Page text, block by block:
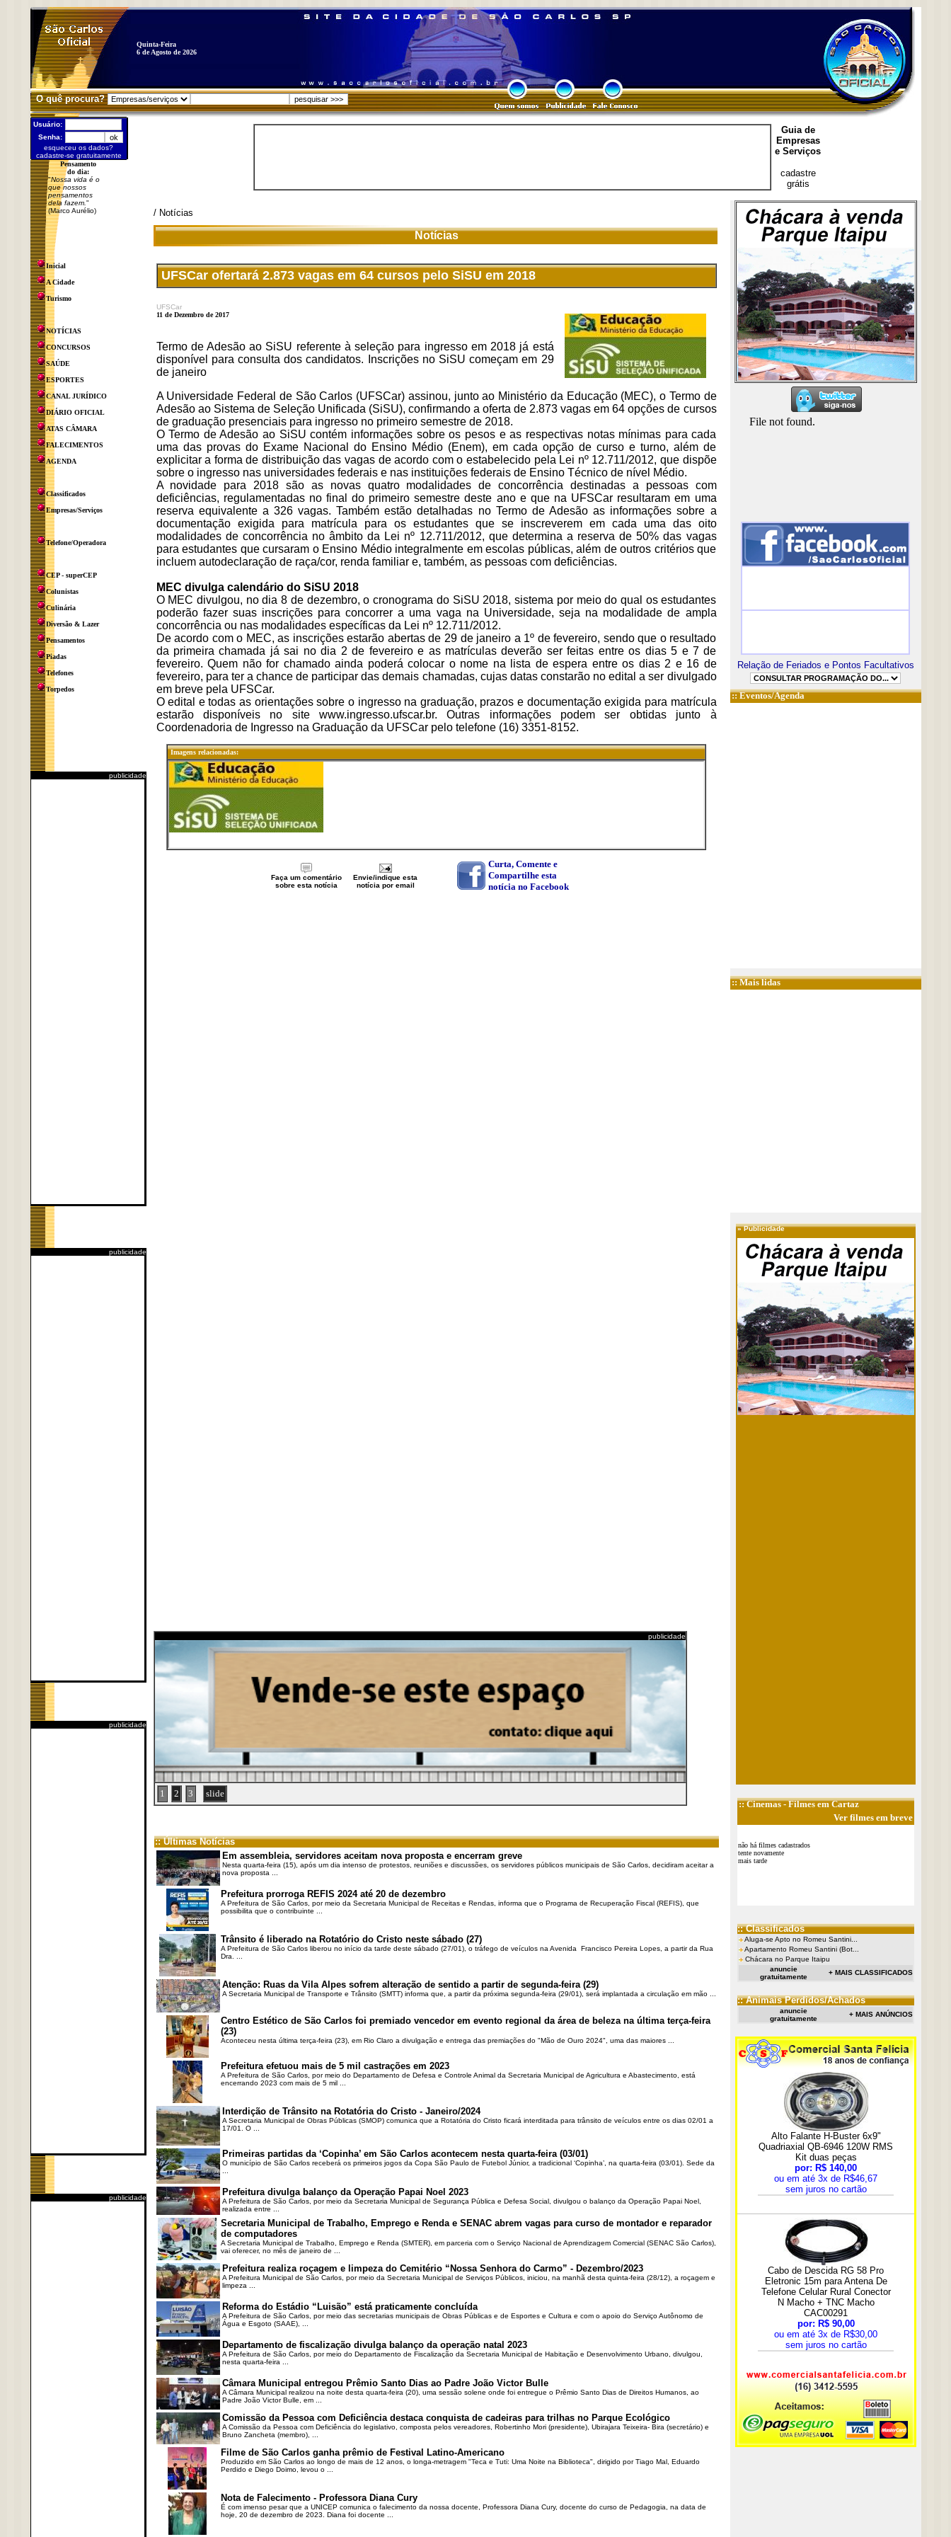
Quinta-Feira
6 de Agosto de 2026
O quê procura?
Usuário:
Senha:
esqueceu os dados?
cadastre-se gratuitamente
Pensamento
do dia:
"Nossa vida é o
que nossos
pensamentos
dela fazem. "
(Marco Aurélio)
Inicial
A Cidade
Turismo
NOTÍCIAS
CONCURSOS
SAÚDE
ESPORTES
CANAL JURÍDICO
DIÁRIO OFICIAL
ATAS CÂMARA
FALECIMENTOS
AGENDA
Classificados
Empresas/Serviços
Telefone/Operadora
CEP - superCEP
Colunistas
Culinária
Diversão & Lazer
Pensamentos
Piadas
Telefones
Torpedos
publicidade
publicidade
publicidade
publicidade
Guia de
Empresas
e Serviços
cadastre
grátis
/ Notícias
Notícias
UFSCar ofertará 2.873 vagas em 64 cursos pelo SiSU em 2018
UFSCar
11 de Dezembro de 2017
Termo de Adesão ao SiSU referente à seleção para ingresso em 2018 já está
disponível para consulta dos candidatos. Inscrições no SiSU começam em 29
de janeiro
A Universidade Federal de São Carlos (UFSCar) assinou, junto ao Ministério da Educação (MEC), o Termo de
Adesão ao Sistema de Seleção Unificada (SiSU), confirmando a oferta de 2.873 vagas em 64 opções de cursos
de graduação presenciais para ingresso no primeiro semestre de 2018.
O Termo de Adesão ao SiSU contém informações sobre os pesos e as respectivas notas mínimas para cada
uma das provas do Exame Nacional do Ensino Médio (Enem), em cada opção de curso e turno, além de
explicitar a forma de distribuição das vagas de acordo com o estabelecido pela Lei nº 12.711/2012, que dispõe
sobre o ingresso nas universidades federais e nas instituições federais de Ensino Técnico de nível Médio.
A novidade para 2018 são as novas quatro modalidades de concorrência destinadas a pessoas com
deficiências, regulamentadas no final do primeiro semestre deste ano e que na UFSCar resultaram em uma
reserva equivalente a 326 vagas. Também estão detalhadas no Termo de Adesão as informações sobre a
documentação exigida para matrícula para os estudantes que se inscreverem em cada uma das oito
modalidades de concorrência no âmbito da Lei nº 12.711/2012, que determina a reserva de 50% das vagas
para estudantes que cursaram o Ensino Médio integralmente em escolas públicas, além de outros critérios que
incluem autodeclaração de raça/cor, renda familiar e, também, as pessoas com deficiências.
MEC divulga calendário do SiSU 2018
O MEC divulgou, no dia 8 de dezembro, o cronograma do SiSU 2018, sistema por meio do qual os estudantes
poderão fazer suas inscrições para concorrer a uma vaga na Universidade, seja na modalidade de ampla
concorrência ou nas modalidades específicas da Lei nº 12.711/2012.
De acordo com o MEC, as inscrições estarão abertas de 29 de janeiro a 1º de fevereiro, sendo que o resultado
da primeira chamada já sai no dia 2 de fevereiro e as matrículas deverão ser feitas entre os dias 5 e 7 de
fevereiro. Quem não for chamado ainda poderá colocar o nome na lista de espera entre os dias 2 e 16 de
fevereiro, para ter a chance de participar das demais chamadas, cujas datas constarão no edital a ser divulgado
em breve pela UFSCar.
O edital e todas as orientações sobre o ingresso na graduação, prazos e documentação exigida para matrícula
estarão disponíveis no site www.ingresso.ufscar.br. Outras informações podem ser obtidas junto à
Coordenadoria de Ingresso na Graduação da UFSCar pelo telefone (16) 3351-8152.
Imagens relacionadas:
Curta, Comente e
Compartilhe esta
notícia no Facebook
Faça um comentário
sobre esta notícia
Envie/indique esta
notícia por email
publicidade
1 2 3 slide
:: Últimas Notícias
Em assembleia, servidores aceitam nova proposta e encerram greve
Nesta quarta-feira (15), após um dia intenso de protestos, reuniões e discussões, os servidores públicos municipais de São Carlos, decidiram aceitar a
nova proposta ...
Prefeitura prorroga REFIS 2024 até 20 de dezembro
A Prefeitura de São Carlos, por meio da Secretaria Municipal de Receitas e Rendas, informa que o Programa de Recuperação Fiscal (REFIS), que
possibilita que o contribuinte ...
Trânsito é liberado na Rotatório do Cristo neste sábado (27)
A Prefeitura de São Carlos liberou no início da tarde deste sábado (27/01), o tráfego de veículos na Avenida Francisco Pereira Lopes, a partir da Rua
Dra. ...
Atenção: Ruas da Vila Alpes sofrem alteração de sentido a partir de segunda-feira (29)
A Secretaria Municipal de Transporte e Trânsito (SMTT) informa que, a partir da próxima segunda-feira (29/01), será implantada a circulação em mão ...
Centro Estético de São Carlos foi premiado vencedor em evento regional da área de beleza na última terça-feira
(23)
Aconteceu nesta última terça-feira (23), em Rio Claro a divulgação e entrega das premiações do "Mão de Ouro 2024", uma das maiores ...
Prefeitura efetuou mais de 5 mil castrações em 2023
A Prefeitura de São Carlos, por meio do Departamento de Defesa e Controle Animal da Secretaria Municipal de Agricultura e Abastecimento, está
encerrando 2023 com mais de 5 mil ...
Interdição de Trânsito na Rotatória do Cristo - Janeiro/2024
A Secretaria Municipal de Obras Públicas (SMOP) comunica que a Rotatória do Cristo ficará interditada para trânsito de veículos entre os dias 02/01 a
17/01. O ...
Primeiras partidas da ‘Copinha’ em São Carlos acontecem nesta quarta-feira (03/01)
O município de São Carlos receberá os primeiros jogos da Copa São Paulo de Futebol Júnior, a tradicional ‘Copinha’, na quarta-feira (03/01). Sede da
Prefeitura divulga balanço da Operação Papai Noel 2023
A Prefeitura de São Carlos, por meio da Secretaria Municipal de Segurança Pública e Defesa Social, divulgou o balanço da Operação Papai Noel,
realizada entre ...
Secretaria Municipal de Trabalho, Emprego e Renda e SENAC abrem vagas para curso de montador e reparador
de computadores
A Secretaria Municipal de Trabalho, Emprego e Renda (SMTER), em parceria com o Serviço Nacional de Aprendizagem Comercial (SENAC São Carlos),
vai oferecer, no mês de janeiro de ...
Prefeitura realiza roçagem e limpeza do Cemitério “Nossa Senhora do Carmo” - Dezembro/2023
A Prefeitura Municipal de São Carlos, por meio da Secretaria Municipal de Serviços Públicos, iniciou, na manhã desta quinta-feira (28/12), a roçagem e
limpeza ...
Reforma do Estádio “Luisão” está praticamente concluída
A Prefeitura de São Carlos, por meio das secretarias municipais de Obras Públicas e de Esportes e Cultura e com o apoio do Serviço Autônomo de
Água e Esgoto (SAAE), ...
Departamento de fiscalização divulga balanço da operação natal 2023
A Prefeitura de São Carlos, por meio do Departamento de Fiscalização da Secretaria Municipal de Habitação e Desenvolvimento Urbano, divulgou,
nesta quarta-feira ...
Câmara Municipal entregou Prêmio Santo Dias ao Padre João Victor Bulle
A Câmara Municipal realizou na noite desta quarta-feira (20), uma sessão solene onde foi entregue o Prêmio Santo Dias de Direitos Humanos, ao
Padre João Victor Bulle, em ...
Comissão da Pessoa com Deficiência destaca conquista de cadeiras para trilhas no Parque Ecológico
A Comissão da Pessoa com Deficiência do legislativo, composta pelos vereadores, Robertinho Mori (presidente), Ubirajara Teixeira- Bira (secretário) e
Bruno Zancheta (membro), ...
Filme de São Carlos ganha prêmio de Festival Latino-Americano
Produzido em São Carlos ao longo de mais de 12 anos, o longa-metragem "Teca e Tuti: Uma Noite na Biblioteca", dirigido por Tiago Mal, Eduardo
Perdido e Diego Doimo, levou o ...
Nota de Falecimento - Professora Diana Cury
É com imenso pesar que a UNICEP comunica o falecimento da nossa docente, Professora Diana Cury, docente do curso de Pedagogia, na data de
hoje, 20 de dezembro de 2023. Diana foi docente ...
Relação de Feriados e Pontos Facultativos
::Eventos/Agenda
:: Mais lidas
»Publicidade
::Cinemas- Filmes em Cartaz
Ver filmes em breve
não há filmes cadastrados
tente novamente
mais tarde
:: Classificados
Aluga-se Apto no Romeu Santini...
Apartamento Romeu Santini (Bot...
Chácara no Parque Itaipu
anuncie
gratuitamente
+ MAIS CLASSIFICADOS
:: Animais Perdidos/Achados
anuncie
gratuitamente
+ MAIS ANÚNCIOS